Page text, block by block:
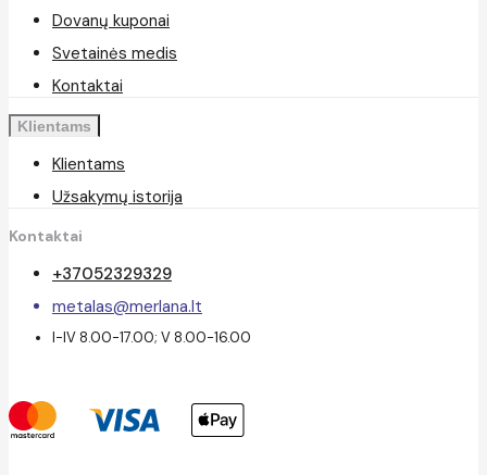
Dovanų kuponai
Svetainės medis
Kontaktai
Klientams
Klientams
Užsakymų istorija
Kontaktai
+37052329329
metalas@merlana.lt
I-IV 8.00-17.00; V 8.00-16.00